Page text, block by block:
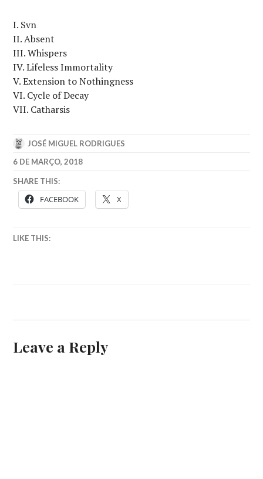
I. Svn
II. Absent
III. Whispers
IV. Lifeless Immortality
V. Extension to Nothingness
VI. Cycle of Decay
VII. Catharsis
JOSÉ MIGUEL RODRIGUES
6 DE MARÇO, 2018
SHARE THIS:
FACEBOOK X
LIKE THIS:
Leave a Reply